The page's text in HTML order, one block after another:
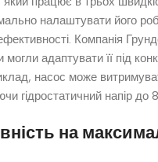
налаштувати його
Компанія
адаптувати її під
насос може
гідростатичний напір до
на